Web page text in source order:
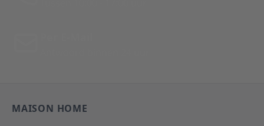
MAISON HOME